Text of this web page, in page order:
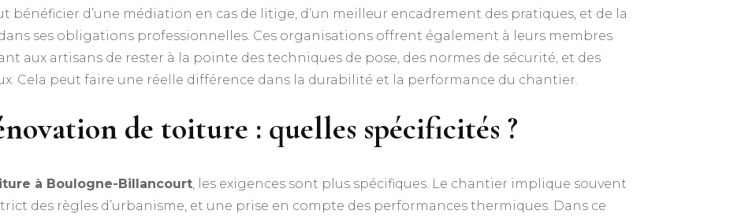
bénéficier d’une médiation en cas de litige, d’un meilleur encadrement des pratiques, et de la
ses obligations professionnelles. Ces organisations offrent également à leurs membres
aux artisans de rester à la pointe des techniques de pose, des normes de sécurité, et des
Cela peut faire une réelle différence dans la durabilité et la performance du chantier.
de toiture : quelles spécificités ?
à Boulogne-Billancourt, les exigences sont plus spécifiques. Le chantier implique souvent
des règles d’urbanisme, et une prise en compte des performances thermiques. Dans ce